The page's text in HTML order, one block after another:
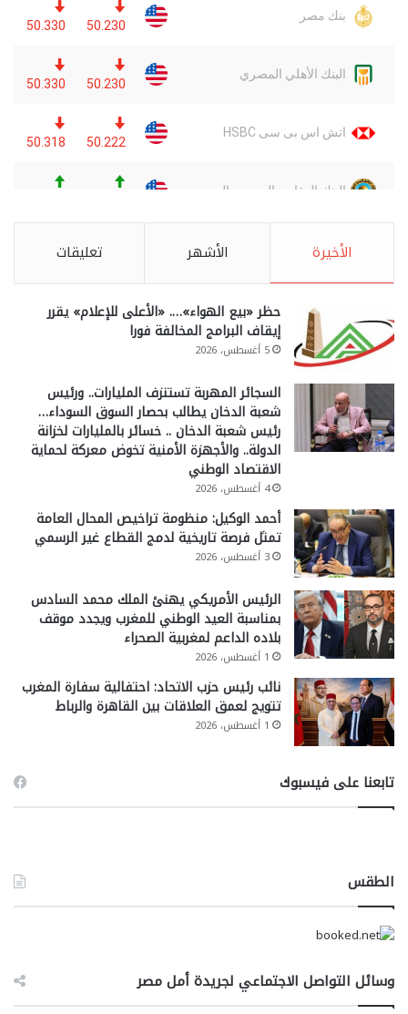
الأخيرة الأشهر تعليقات
حظر «بيع الهواء»…. «الأعلى للإعلام» يقرر
إيقاف البرامج المخالفة فورا
5 أغسطس، 2026
السجائر المهربة تستنزف المليارات.. ورئيس
شعبة الدخان يطالب بحصار السوق السوداء…
رئيس شعبة الدخان .. خسائر بالمليارات لخزانة
الدولة.. والأجهزة الأمنية تخوض معركة لحماية
الاقتصاد الوطني
4 أغسطس، 2026
أحمد الوكيل: منظومة تراخيص المحال العامة
تمثل فرصة تاريخية لدمج القطاع غير الرسمي
3 أغسطس، 2026
الرئيس الأمريكي يهنئ الملك محمد السادس
بمناسبة العيد الوطني للمغرب ويجدد موقف
بلاده الداعم لمغربية الصحراء
1 أغسطس، 2026
نائب رئيس حزب الاتحاد: احتفالية سفارة المغرب
تتويج لعمق العلاقات بين القاهرة والرباط
1 أغسطس، 2026
تابعنا على فيسبوك
الطقس
وسائل التواصل الاجتماعي لجريدة أمل مصر